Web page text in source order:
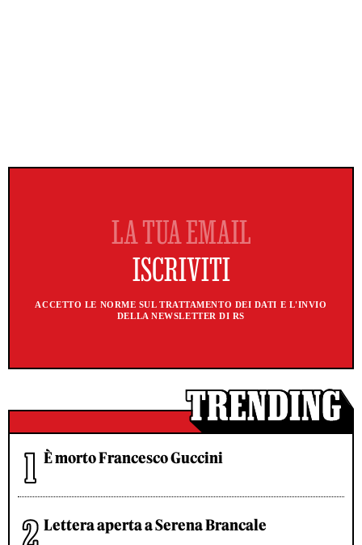
ACCETTO LE NORME SUL TRATTAMENTO DEI DATI E L'INVIO
DELLA NEWSLETTER DI RS
È morto Francesco Guccini
Lettera aperta a Serena Brancale